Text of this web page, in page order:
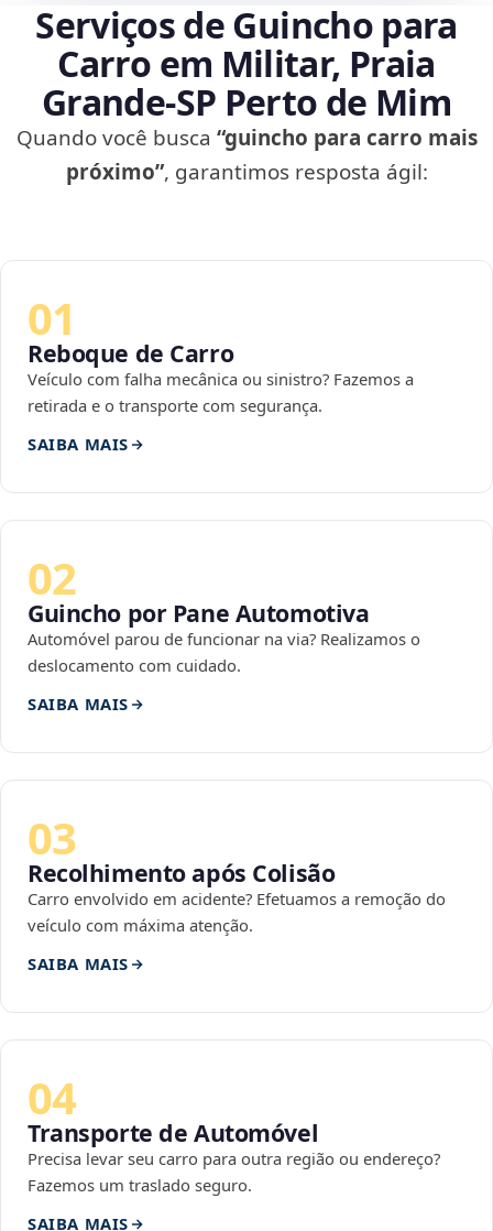
Serviços de Guincho para
Carro em Militar, Praia
Grande‑SP Perto de Mim
Quando você busca “guincho para carro mais
próximo”, garantimos resposta ágil:
01
Reboque de Carro
Veículo com falha mecânica ou sinistro? Fazemos a
retirada e o transporte com segurança.
SAIBA MAIS
02
Guincho por Pane Automotiva
Automóvel parou de funcionar na via? Realizamos o
deslocamento com cuidado.
SAIBA MAIS
03
Recolhimento após Colisão
Carro envolvido em acidente? Efetuamos a remoção do
veículo com máxima atenção.
SAIBA MAIS
04
Transporte de Automóvel
Precisa levar seu carro para outra região ou endereço?
Fazemos um traslado seguro.
SAIBA MAIS